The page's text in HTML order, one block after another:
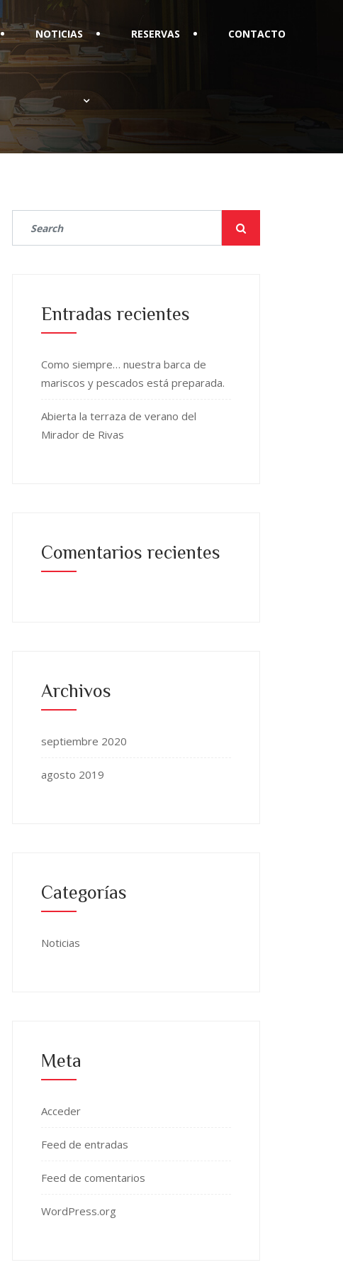
NOTICIAS RESERVAS CONTACTO
Entradas recientes
Como siempre… nuestra barca de
mariscos y pescados está preparada.
Abierta la terraza de verano del
Mirador de Rivas
Comentarios recientes
Archivos
septiembre 2020
agosto 2019
Categorías
Noticias
Meta
Acceder
Feed de entradas
Feed de comentarios
WordPress.org